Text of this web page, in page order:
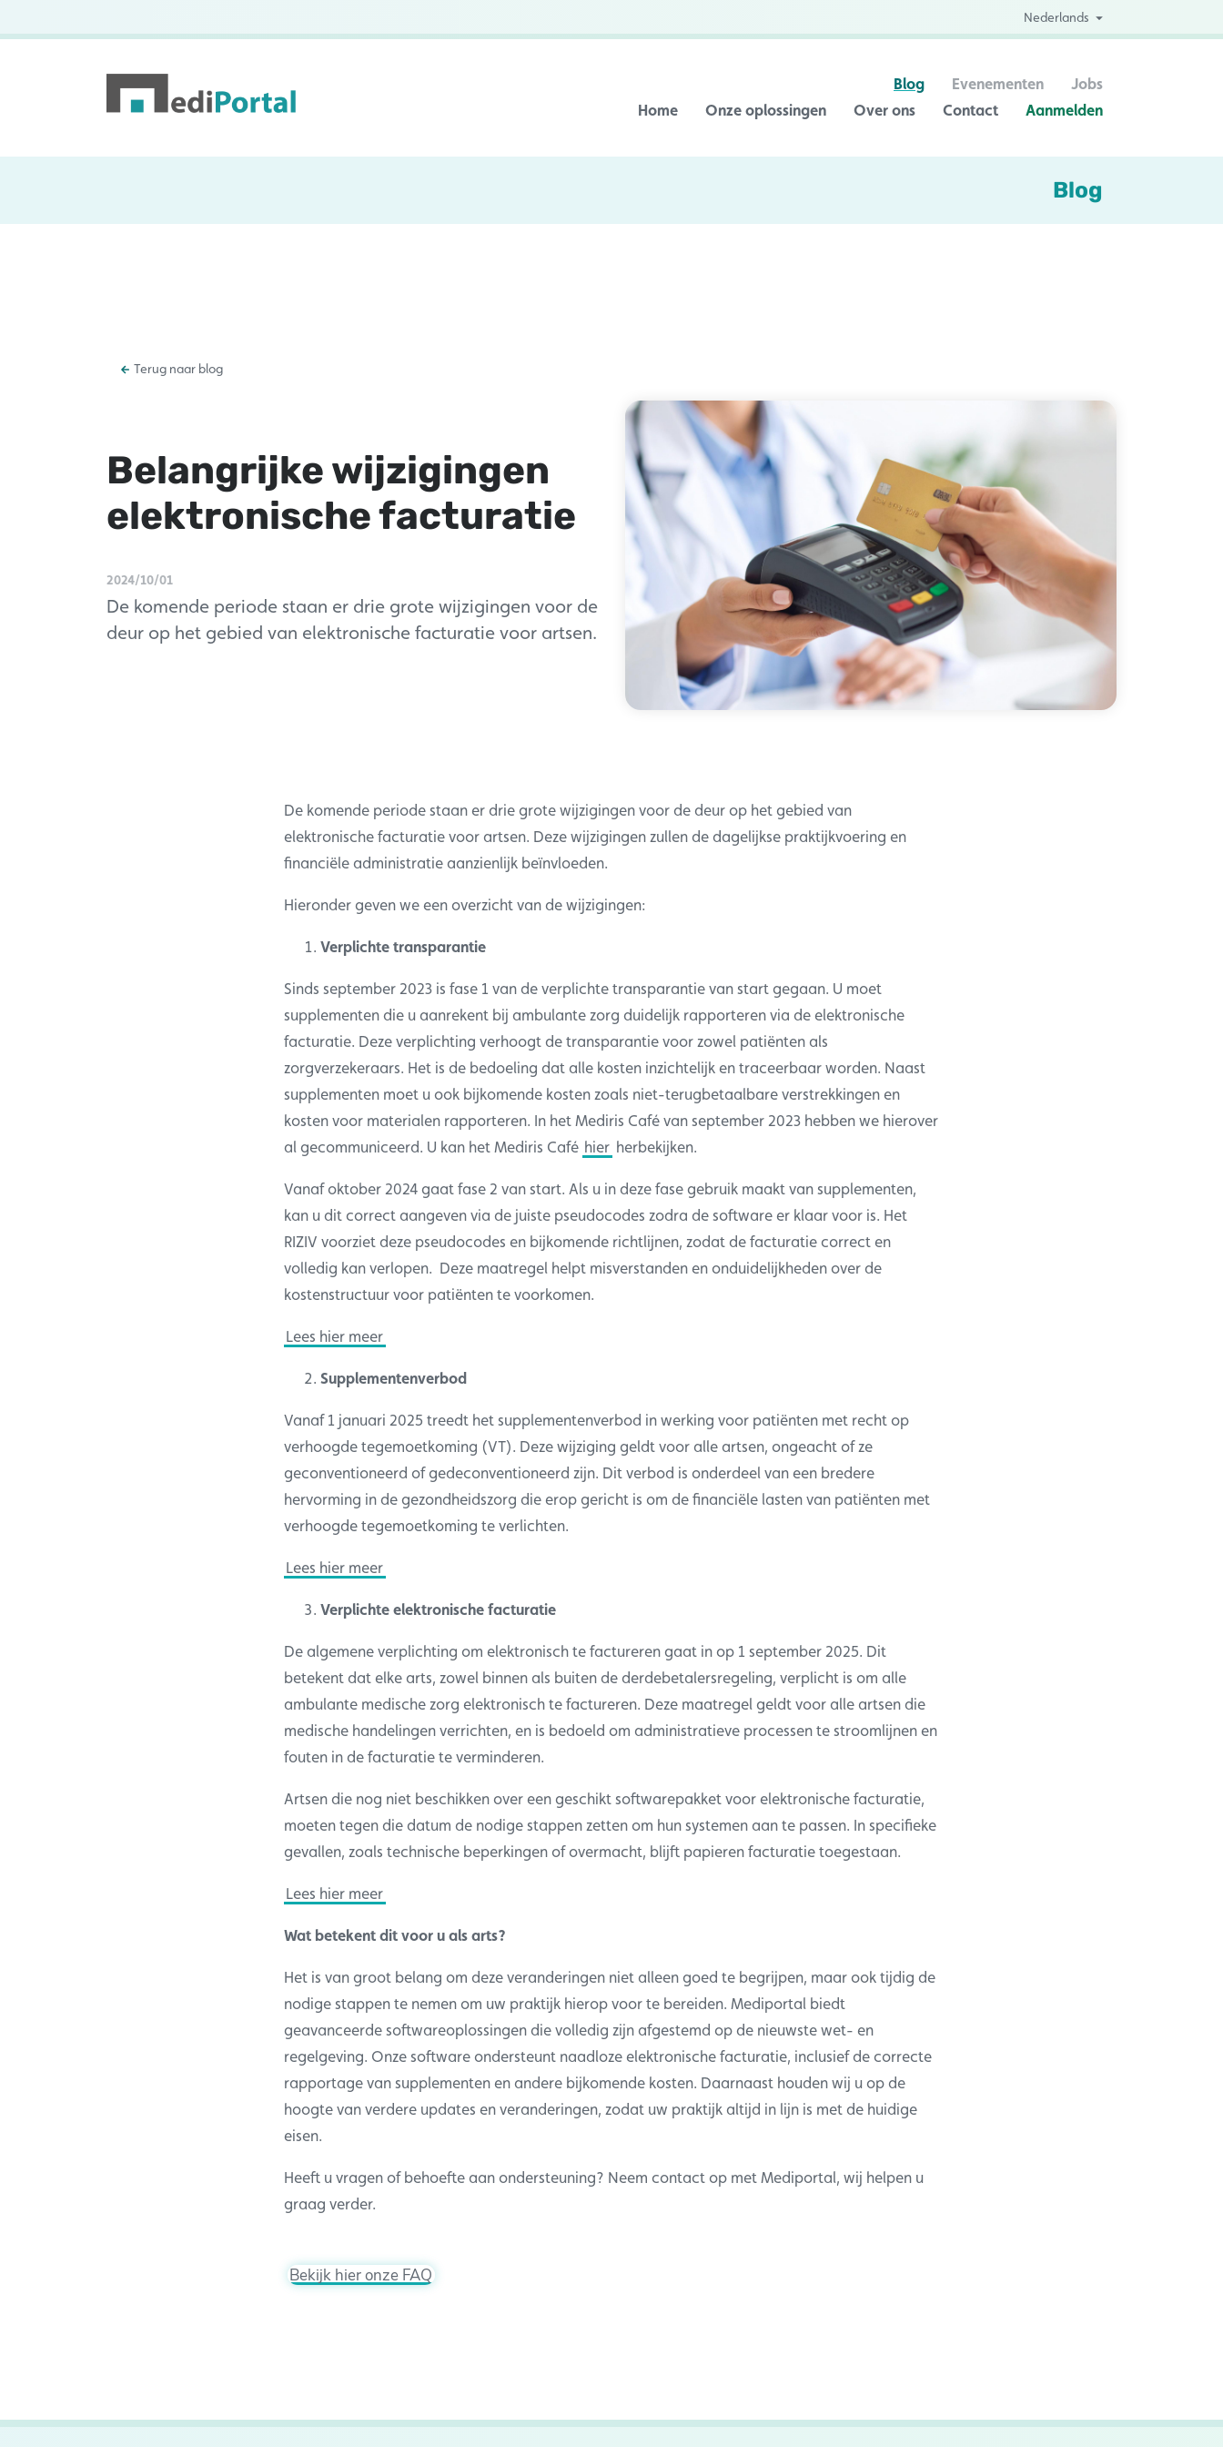
Nederlands
Home Onze oplossingen Over ons Contact Aanmelden
Blog Evenementen Jobs
Blog
Terug naar blog
Belangrijke wijzigingen
elektronische facturatie
2024/10/01
De komende periode staan er drie grote wijzigingen voor de
deur op het gebied van elektronische facturatie voor artsen.
De komende periode staan er drie grote wijzigingen voor de deur op het gebied van
elektronische facturatie voor artsen. Deze wijzigingen zullen de dagelijkse praktijkvoering en
financiële administratie aanzienlijk beïnvloeden.
Hieronder geven we een overzicht van de wijzigingen:
Verplichte transparantie
Sinds september 2023 is fase 1 van de verplichte transparantie van start gegaan. U moet
supplementen die u aanrekent bij ambulante zorg duidelijk rapporteren via de elektronische
facturatie. Deze verplichting verhoogt de transparantie voor zowel patiënten als
zorgverzekeraars. Het is de bedoeling dat alle kosten inzichtelijk en traceerbaar worden. Naast
supplementen moet u ook bijkomende kosten zoals niet-terugbetaalbare verstrekkingen en
kosten voor materialen rapporteren. In het Mediris Café van september 2023 hebben we hierover
al gecommuniceerd. U kan het Mediris Café hier herbekijken.
Vanaf oktober 2024 gaat fase 2 van start. Als u in deze fase gebruik maakt van supplementen,
kan u dit correct aangeven via de juiste pseudocodes zodra de software er klaar voor is. Het
RIZIV voorziet deze pseudocodes en bijkomende richtlijnen, zodat de facturatie correct en
volledig kan verlopen. Deze maatregel helpt misverstanden en onduidelijkheden over de
kostenstructuur voor patiënten te voorkomen.
Lees hier meer
Supplementenverbod
Vanaf 1 januari 2025 treedt het supplementenverbod in werking voor patiënten met recht op
verhoogde tegemoetkoming (VT). Deze wijziging geldt voor alle artsen, ongeacht of ze
geconventioneerd of gedeconventioneerd zijn. Dit verbod is onderdeel van een bredere
hervorming in de gezondheidszorg die erop gericht is om de financiële lasten van patiënten met
verhoogde tegemoetkoming te verlichten.
Lees hier meer
Verplichte elektronische facturatie
De algemene verplichting om elektronisch te factureren gaat in op 1 september 2025. Dit
betekent dat elke arts, zowel binnen als buiten de derdebetalersregeling, verplicht is om alle
ambulante medische zorg elektronisch te factureren. Deze maatregel geldt voor alle artsen die
medische handelingen verrichten, en is bedoeld om administratieve processen te stroomlijnen en
fouten in de facturatie te verminderen.
Artsen die nog niet beschikken over een geschikt softwarepakket voor elektronische facturatie,
moeten tegen die datum de nodige stappen zetten om hun systemen aan te passen. In specifieke
gevallen, zoals technische beperkingen of overmacht, blijft papieren facturatie toegestaan.
Lees hier meer
Wat betekent dit voor u als arts?
Het is van groot belang om deze veranderingen niet alleen goed te begrijpen, maar ook tijdig de
nodige stappen te nemen om uw praktijk hierop voor te bereiden. Mediportal biedt
geavanceerde softwareoplossingen die volledig zijn afgestemd op de nieuwste wet- en
regelgeving. Onze software ondersteunt naadloze elektronische facturatie, inclusief de correcte
rapportage van supplementen en andere bijkomende kosten. Daarnaast houden wij u op de
hoogte van verdere updates en veranderingen, zodat uw praktijk altijd in lijn is met de huidige
eisen.
Heeft u vragen of behoefte aan ondersteuning? Neem contact op met Mediportal, wij helpen u
graag verder.
Bekijk hier onze FAQ